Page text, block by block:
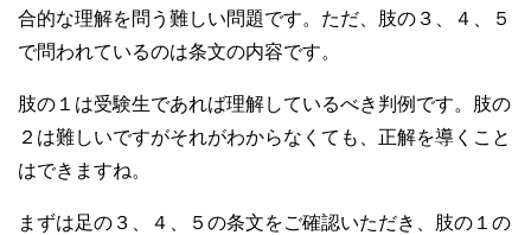
合的な理解を問う難しい問題です。ただ、肢の３、４、５
で問われているのは条文の内容です。
肢の１は受験生であれば理解しているべき判例です。肢の
２は難しいですがそれがわからなくても、正解を導くこと
はできますね。
まずは足の３、４、５の条文をご確認いただき、肢の１の